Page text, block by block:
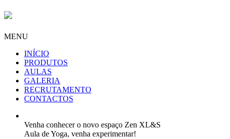
MENU
INÍCIO
PRODUTOS
AULAS
GALERIA
RECRUTAMENTO
CONTACTOS
Venha conhecer o novo espaço Zen XL&S
Aula de Yoga, venha experimentar!